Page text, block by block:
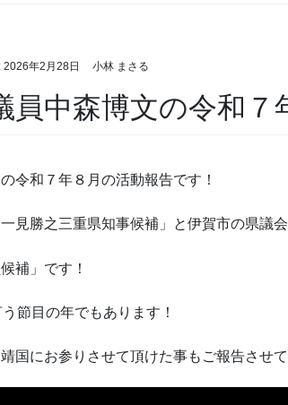
2026年2月28日 小林 まさる
員中森博文の令和７
令和７年８月の活動報告です！
見勝之三重県知事候補」と伊賀市の県議会
補」です！
節目の年でもあります！
国にお参りさせて頂けた事もご報告させて